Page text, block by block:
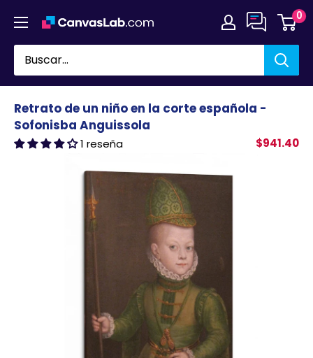
directamente
contenido
0
Retrato de un niño en la corte española -
Sofonisba Anguissola
1 reseña $941.40